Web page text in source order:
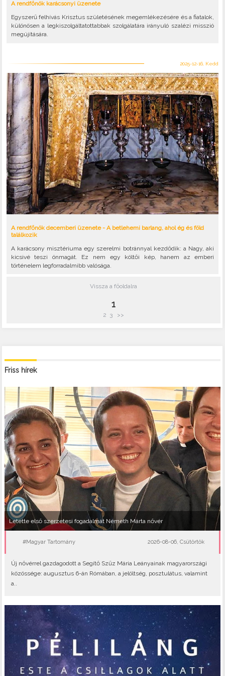
A rendfőnök karácsonyi üzenete
Egyszerű felhívás Krisztus születésének megemlékezésére és a fiatalok,
különösen a legkiszolgáltatottabbak szolgálatára irányuló szalézi misszió
megújítására.
2025-12-16, Kedd
A rendfőnök decemberi üzenete - A betlehemi barlang, ahol ég és föld
találkozik
A karácsony misztériuma egy szerelmi botránnyal kezdődik: a Nagy, aki
kicsivé teszi önmagát. Ez nem egy költői kép, hanem az emberi
történelem legforradalmibb valósága.
Vissza a főoldalra
1
2 3 >>
Friss hírek
Letette első szerzetesi fogadalmát Németh Márta nővér
#Magyar Tartomány 2026-08-06, Csütörtök
Új nővérrel gazdagodott a Segítő Szűz Mária Leányainak magyarországi
közössége: augusztus 6-án Rómában, a jelöltség, posztulátus, valamint
a..